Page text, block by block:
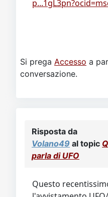
Si prega Accesso a
conversazione.
Risposta da
Volano49 al topic
parla di UFO
Questo